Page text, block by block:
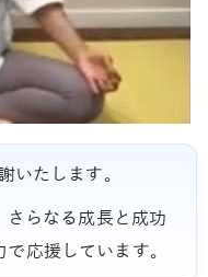
いたします。
らなる成長と成功
応援しています。